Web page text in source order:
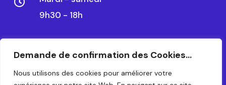
Demande de confirmation des Cookies...
Nous utilisons des cookies pour améliorer votre
9h30 - 18h